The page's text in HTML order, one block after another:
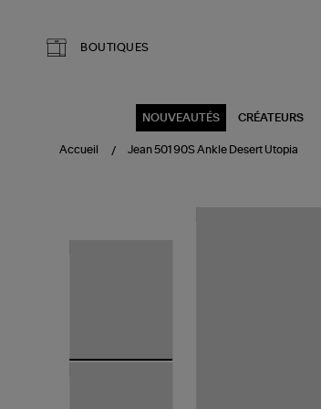
BOUTIQUES
NOUVEAUTÉS CRÉATEURS
Accueil Jean 501 90S Ankle Desert Utopia